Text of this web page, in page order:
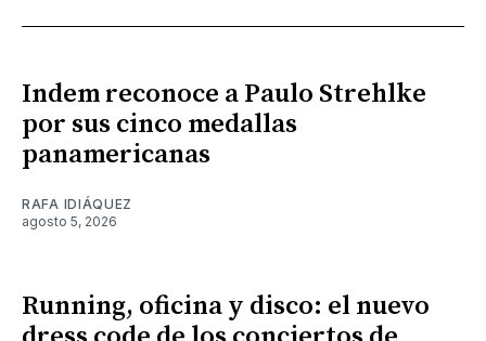
Indem reconoce a Paulo Strehlke
por sus cinco medallas
panamericanas
RAFA IDIÁQUEZ
agosto 5, 2026
Running, oficina y disco: el nuevo